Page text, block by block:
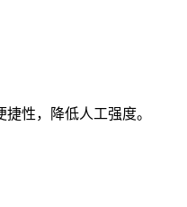
性，降低人工强度。